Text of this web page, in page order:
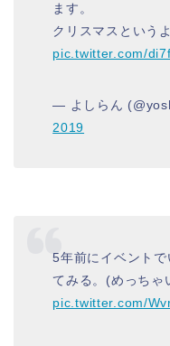
ます。
クリスマスという
pic.twitter.com/
— よしらん
2019
5年前にイベント
てみる。(めっちゃ
pic.twitter.com/